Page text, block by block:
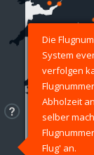
Die
System
verfolgen
Abholzeit
selber
Flug' an.